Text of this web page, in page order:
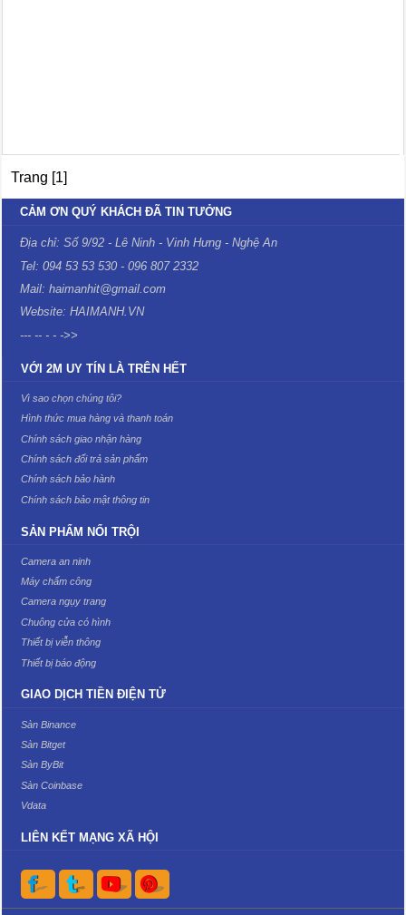
Trang [1]
CẢM ƠN QUÝ KHÁCH ĐÃ TIN TƯỞNG
Địa chỉ: Số 9/92 - Lê Ninh - Vinh Hưng - Nghệ An
Tel: 094 53 53 530 - 096 807 2332
Mail: haimanhit@gmail.com
Website: HAIMANH.VN
--- -- - - ->>
VỚI 2M UY TÍN LÀ TRÊN HẾT
Vì sao chọn chúng tôi?
Hình thức mua hàng và thanh toán
Chính sách giao nhận hàng
Chính sách đổi trả sản phẩm
Chính sách bảo hành
Chính sách bảo mật thông tin
SẢN PHẨM NỔI TRỘI
Camera an ninh
Máy chấm công
Camera ngụy trang
Chuông cửa có hình
Thiết bị viễn thông
Thiết bị báo động
GIAO DỊCH TIỀN ĐIỆN TỬ
Sàn Binance
Sàn Bitget
Sàn ByBit
Sàn Coinbase
Vdata
LIÊN KẾT MẠNG XÃ HỘI